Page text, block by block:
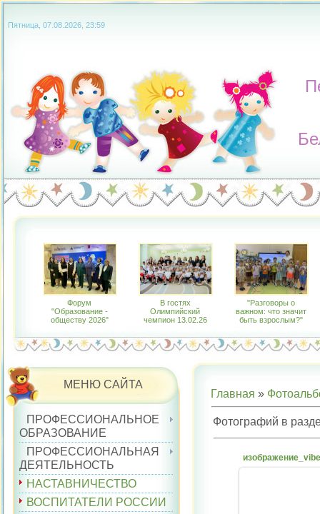
Пятница, 07.08.2026, 23:59
Форум
"Образование -
обществу 2026"
В гостях
Олимпийский
чемпион 13.02.26
"Разговоры о
важном: что значит
быть взрослым?"
МЕНЮ САЙТА
ПРОФЕССИОНАЛЬНОЕ
ОБРАЗОВАНИЕ
ПРОФЕССИОНАЛЬНАЯ
ДЕЯТЕЛЬНОСТЬ
НАСТАВНИЧЕСТВО
ВОСПИТАТЕЛИ РОССИИ
Главная »
Фотографий в